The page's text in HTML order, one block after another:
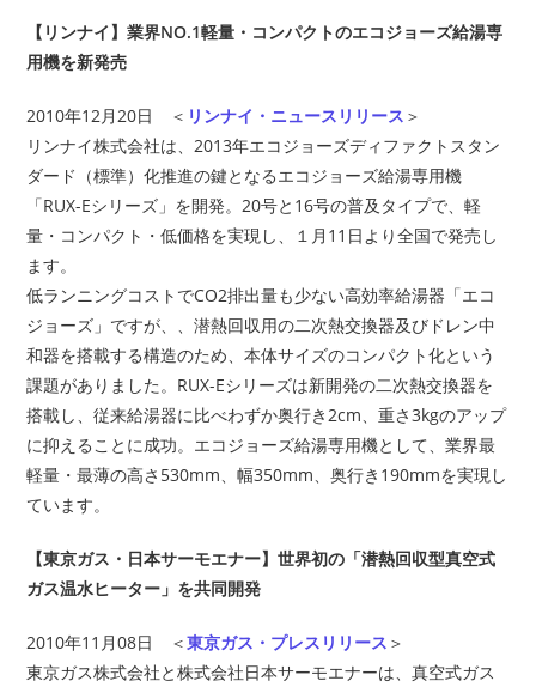
【リンナイ】業界NO.1軽量・コンパクトのエコジョーズ給湯専
用機を新発売
2010年12月20日 ＜ リンナイ・ニュースリリース ＞
リンナイ株式会社は、2013年エコジョーズディファクトスタン
ダード（標準）化推進の鍵となるエコジョーズ給湯専用機
「RUX-Eシリーズ」を開発。20号と16号の普及タイプで、軽
量・コンパクト・低価格を実現し、１月11日より全国で発売し
ます。
低ランニングコストでCO2排出量も少ない高効率給湯器「エコ
ジョーズ」ですが、、潜熱回収用の二次熱交換器及びドレン中
和器を搭載する構造のため、本体サイズのコンパクト化という
課題がありました。RUX-Eシリーズは新開発の二次熱交換器を
搭載し、従来給湯器に比べわずか奥行き2cm、重さ3kgのアップ
に抑えることに成功。エコジョーズ給湯専用機として、業界最
軽量・最薄の高さ530mm、幅350mm、奥行き190mmを実現し
ています。
【東京ガス・日本サーモエナー】世界初の「潜熱回収型真空式
ガス温水ヒーター」を共同開発
2010年11月08日 ＜東京ガス・プレスリリース ＞
東京ガス株式会社と株式会社日本サーモエナーは、真空式ガス